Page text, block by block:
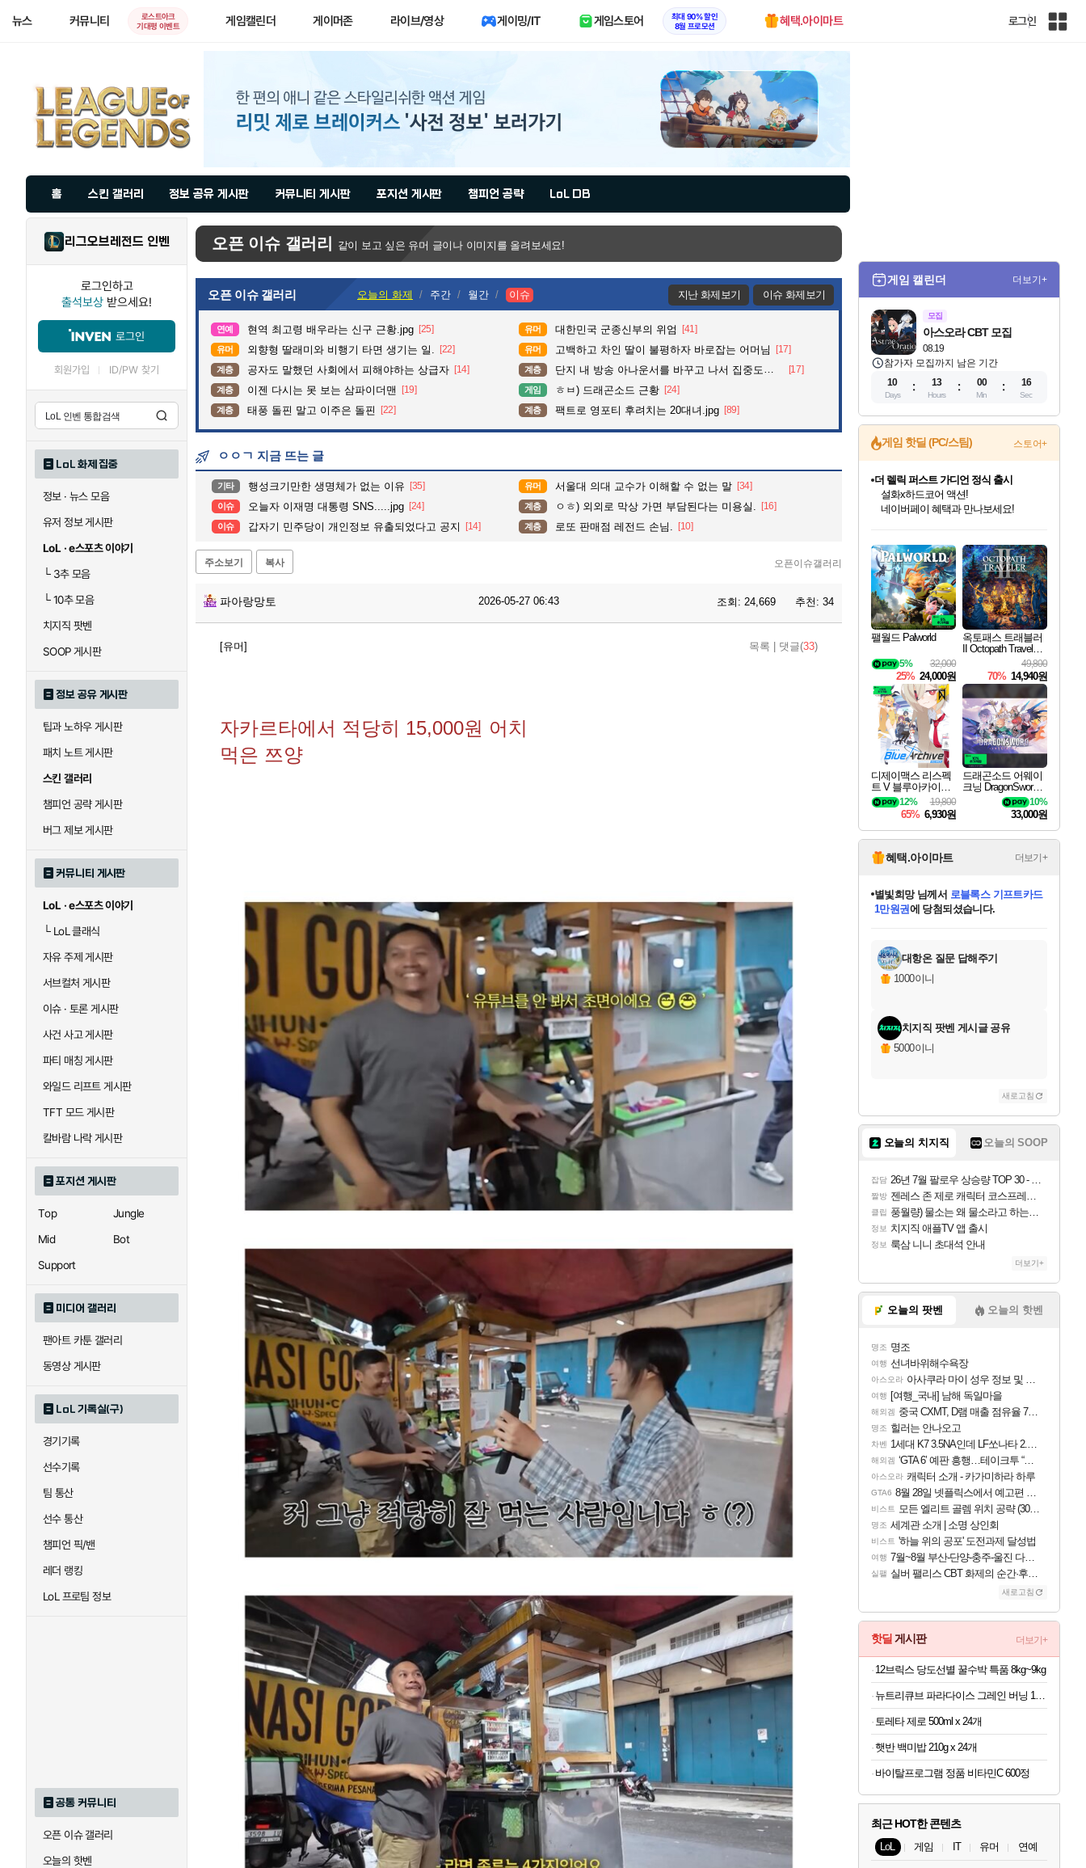
뉴스 커뮤니티
로스트아크
기대평 이벤트
게임캘린더 게이머존 라이브/영상 게이밍/IT 게임스토어
최대 90% 할인
8월 프로모션
혜택.아이마트 로그인
인
홈 스킨 갤러리 정보 공유 게시판 커뮤니티 게시판 포지션 게시판 챔피언 공략 LoL DB
리그오브레전드 인벤
로그인하고
출석보상 받으세요!
로그인
회원가입 ID/PW 찾기
LoL 화제 집중
정보 · 뉴스 모음
유저 정보 게시판
LoL · e스포츠 이야기
└3추 모음
└10추 모음
치지직 팟벤
SOOP 게시판
정보 공유 게시판
팁과 노하우 게시판
패치 노트 게시판
스킨 갤러리
챔피언 공략 게시판
버그 제보 게시판
커뮤니티 게시판
LoL · e스포츠 이야기
└LoL 클래식
자유 주제 게시판
서브컬처 게시판
이슈 · 토론 게시판
사건 사고 게시판
파티 매칭 게시판
와일드 리프트 게시판
TFT 모드 게시판
칼바람 나락 게시판
포지션 게시판
Top
Jungle
Mid
Bot
Support
미디어 갤러리
팬아트 카툰 갤러리
동영상 게시판
LoL 기록실(구)
경기기록
선수기록
팀 통산
선수 통산
챔피언 픽/밴
레더 랭킹
LoL 프로팀 정보
공통 커뮤니티
오픈 이슈 갤러리
오늘의 핫벤
오픈 이슈 갤러리 같이 보고 싶은 유머 글이나 이미지를 올려보세요!
오픈 이슈 갤러리 오늘의 화제 주간 월간 이슈 지난 화제보기 이슈 화제보기
연예 현역 최고령 배우라는 신구 근황.jpg [25] 유머 대한민국 군종신부의 위엄 [41]
유머 외향형 딸래미와 비행기 타면 생기는 일. [22] 유머 고백하고 차인 딸이 불평하자 바로잡는 어머님 [17]
계층 공자도 말했던 사회에서 피해야하는 상급자 [14] 계층 단지 내 방송 아나운서를 바꾸고 나서 집중도가 확 올라갔다는 한 아파트의 안내방송 [17]
계층 이젠 다시는 못 보는 삼파이더맨 [19] 게임 ㅎㅂ) 드래곤소드 근황 [24]
계층 태풍 돌핀 말고 이주은 돌핀 [22] 계층 팩트로 영포티 후려치는 20대녀.jpg [89]
ㅇㅇㄱ 지금 뜨는 글
기타 행성크기만한 생명체가 없는 이유 [35] 유머 서울대 의대 교수가 이해할 수 없는 말 [34]
이슈 오늘자 이재명 대통령 SNS.....jpg [24] 계층 ㅇㅎ) 외외로 막상 가면 부담된다는 미용실. [16]
이슈 갑자기 민주당이 개인정보 유출되었다고 공지 [14] 계층 로또 판매점 레전드 손님. [10]
주소보기 복사 오픈이슈갤러리
파아랑망토 2026-05-27 06:43 조회: 24,669 추천: 34
[유머] 목록 댓글(33)
자카르타에서 적당히 15,000원 어치
먹은 쯔양
게임 캘린더 더보기+
모집
08.19
아스오라 CBT 모집
참가자 모집까지 남은 기간
10
Days
13
Hours
00
Min
14
Sec
게임 핫딜 (PC/스팀) 스토어+
최대 90% 할인가를 만나보세요!
네이버혜택과 함께 만나보세요!
50%할인&추가 적립까지!
네이버 포인트 혜택까지!
이니&베니 혜택까지!
네이버 혜택가와 함께 예약하세요!
할인&네이버혜택으로 만나보세요!
더 렐릭 퍼스트 가디언 정식 출시
설화x하드코어 액션!
네이버페이 혜택과 만나보세요!
40주년 프로모션으로 만나보세요!
할인가에 만나보세요!
일부 에디션 상시 할인!
혜택으로 예약 판매 중
편안하게 충전하세요
팰월드 Palworld
32,000
5%
25% 24,000원
옥토패스 트래블러
II Octopath Traveler I
49,800
70% 14,940원
디제이맥스 리스펙
트 V 블루아카이브
팩 DJMAX RESPE
CT V Blue Archive P
ack DLC
19,800
12%
65% 6,930원
드래곤소드 어웨이
크닝 DragonSword A
10%
33,000원
혜택.아이마트 더보기+
교환.
당첨되셨습니다.
당첨되셨습니다.
당첨되셨습니다.
별빛희망님께서 로블록스 기프트카드
1만원권에 당첨되셨습니다.
당첨되셨습니다.
당첨되셨습니다.
당첨되셨습니다.
당첨되셨습니다.
에디션 (스팀코드)를 교환.
당첨되셨습니다.
대항온 질문 답해주기
1000이니
치지직 팟벤 게시글 공유
5000이니
새로고침
오늘의 치지직 오늘의 SOOP
잡담 26년 7월 팔로우 상승량 TOP 30 - 월간 치지직
짤방 젠레스 존 제로 캐릭터 코스프레한 꽁주
클립 풍월량) 물소는 왜 물소라고 하는거야? 아! 그만 ㅋㅋ
정보 치지직 애플TV 앱 출시
정보 룩삼 니니 초대석 안내
더보기+
오늘의 팟벤 오늘의 핫벤
명조 명조
여행 선녀바위해수욕장
아스오라 아사쿠라 마이 성우 정보 및 주요 필모
여행 [여행_국내] 남해 독일마을
해외겜 중국 CXMT, D램 매출 점유율 7%…글로벌 4위로 부상
명조 힐러는 안나오고
차벤 1세대 K7 3.5NA인데 LF쏘나타 2.0NA 기변하면 유류비 절약이 얼마나 될까요..?
해외겜 ‘GTA 6’ 예판 흥행…테이크투 “내부 예상 크게 넘어”
아스오라 캐릭터 소개 - 카가미하라 하루
GTA6 8월 28일 넷플릭스에서 예고편 공개 예정
비스트 모든 엘리트 골렘 위치 공략 (30개) - 방랑 결투가
명조 세계관 소개 | 소명 상인회
비스트 '하늘 위의 공포' 도전과제 달성법
여행 7월~8월 부산-단양-충주-울진 다녀왔어요~
실팰 실버 팰리스 CBT 화제의 순간·후기 모음
새로고침
핫딜 게시판 더보기+
12브릭스 당도선별 꿀수박 특품 8kg~9kg
토레타 제로 500ml x 24개
햇반 백미밥 210g x 24개
바이탈프로그램 정품 비타민C 600정
최근 HOT한 콘텐츠
LoL 게임 IT 유머 연예